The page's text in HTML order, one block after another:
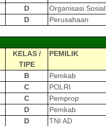
D Organisasi Sosial
D Perusahaan
KELAS /
TIPE
PEMILIK
B Pemkab
C POLRI
C Pemprop
D Pemkab
D TNI AD